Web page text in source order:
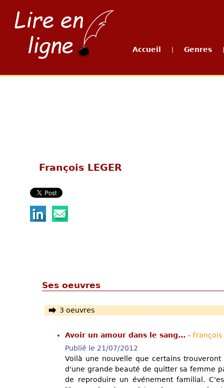
Accueil Genres
François LEGER
Ses oeuvres
3 oeuvres
Avoir un amour dans le sang... - François
Publié le 21/07/2012
Voilà une nouvelle que certains
d'une grande beauté de quitter sa femme
de reproduire un événement familial.